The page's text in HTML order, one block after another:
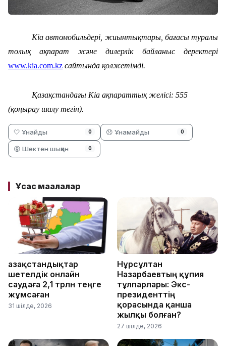
Kia автомобильдері, жиынтықтары, бағасы туралы
толық ақпарат және дилерлік байланыс деректері
www.kia.com.kz сайтында қолжетімді.
Қазақстандағы Kia ақпараттық желісі: 555
(қоңырау шалу тегін).
🤍 Ұнайды 0 😞 Ұнамайды 0
😡 Шектен шыққан 0
Ұқсас мақалалар
Қазақстандықтар
шетелдік онлайн
саудаға 2,1 трлн теңге
жұмсаған
31 шілде, 2026
Нұрсұлтан
Назарбаевтың құпия
тұлпарлары: Экс-
президенттің
қорасында қанша
жылқы болған?
27 шілде, 2026